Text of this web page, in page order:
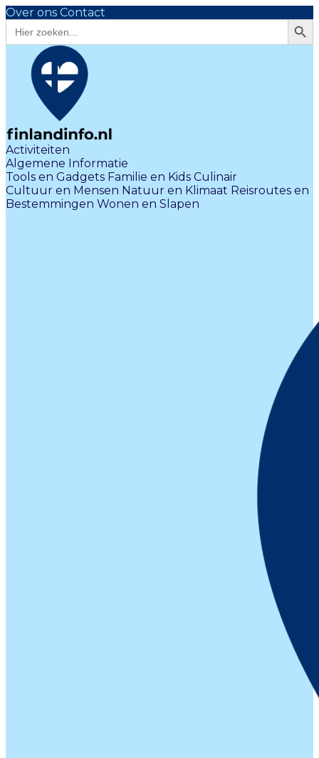
Over ons Contact
Zoek
naar:
Activiteiten
Algemene Informatie
Tools en Gadgets Familie en Kids Culinair
Cultuur en Mensen Natuur en Klimaat Reisroutes en
Bestemmingen Wonen en Slapen